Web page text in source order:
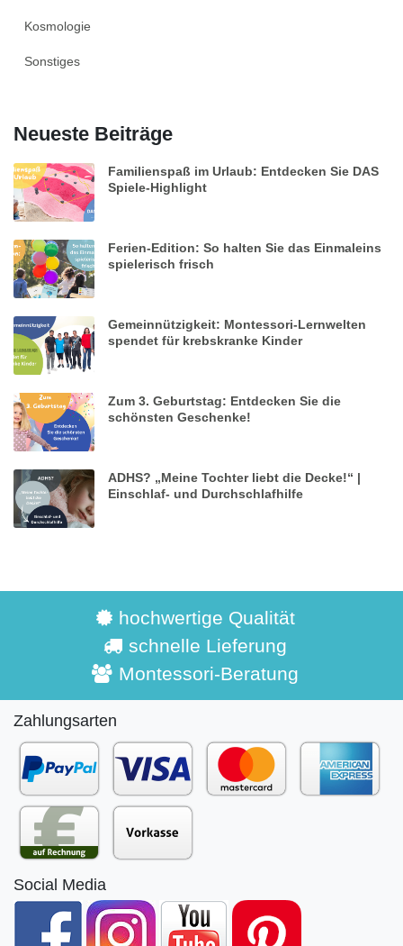
Kosmologie
Sonstiges
Neueste Beiträge
Familienspaß im Urlaub: Entdecken Sie DAS
Spiele-Highlight
Ferien-Edition: So halten Sie das Einmaleins
spielerisch frisch
Gemeinnützigkeit: Montessori-Lernwelten
spendet für krebskranke Kinder
Zum 3. Geburtstag: Entdecken Sie die
schönsten Geschenke!
ADHS? „Meine Tochter liebt die Decke!“ |
Einschlaf- und Durchschlafhilfe
hochwertige Qualität
schnelle Lieferung
Montessori-Beratung
Zahlungsarten
Social Media